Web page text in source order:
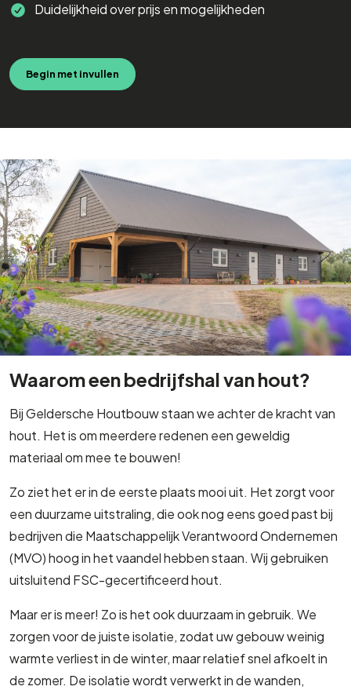
Duidelijkheid over prijs en mogelijkheden
Begin met invullen
Waarom een bedrijfshal van hout?
Bij Geldersche Houtbouw staan we achter de kracht van
hout. Het is om meerdere redenen een geweldig
materiaal om mee te bouwen!
Zo ziet het er in de eerste plaats mooi uit. Het zorgt voor
een duurzame uitstraling, die ook nog eens goed past bij
bedrijven die Maatschappelijk Verantwoord Ondernemen
(MVO) hoog in het vaandel hebben staan. Wij gebruiken
uitsluitend FSC-gecertificeerd hout.
Maar er is meer! Zo is het ook duurzaam in gebruik. We
zorgen voor de juiste isolatie, zodat uw gebouw weinig
warmte verliest in de winter, maar relatief snel afkoelt in
de zomer. De isolatie wordt verwerkt in de wanden,